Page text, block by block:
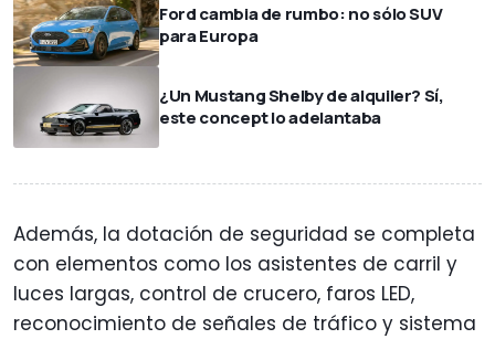
Ford cambia de rumbo: no sólo SUV
para Europa
¿Un Mustang Shelby de alquiler? Sí,
este concept lo adelantaba
Además, la dotación de seguridad se completa
con elementos como los asistentes de carril y
luces largas, control de crucero, faros LED,
reconocimiento de señales de tráfico y sistema